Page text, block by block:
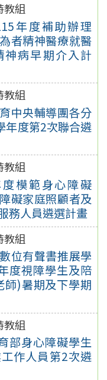
教組
年度補助辦理
者精神醫療就醫
神病早期介入計
教組
中央輔導團各分
年度第2次聯合遴
教組
模範身心障礙
礙家庭照顧者及
務人員遴選計畫
教組
位有聲書推展學
度視障學生及陪
師)暑期及下學期
教組
部身心障礙學生
作人員第2次遴